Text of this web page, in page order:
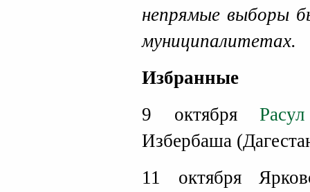
непрямые выборы
муниципалитетах.
Избранные
9 октября
Избербаша
11 октября